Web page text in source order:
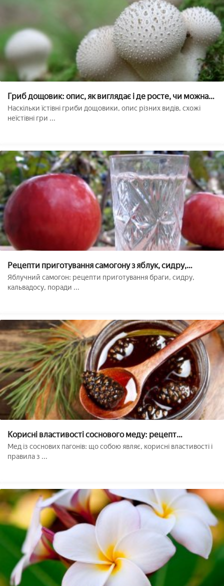
Гриб дощовик: опис, як виглядає і де росте, чи можна
їсти
Наскільки їстівні гриби дощовики, опис різних видів, схожі
неїстівні гри ...
Рецепти приготування самогону з яблук, сидру,
кальвадосу в домашніх умовах
Яблучний самогон: рецепти приготування браги, сидру,
кальвадосу, поради ...
Корисні властивості соснового меду: рецепт
приготування продукту з соснових пагонів
Мед із соснових пагонів: що собою являє, корисні властивості і
правила з ...